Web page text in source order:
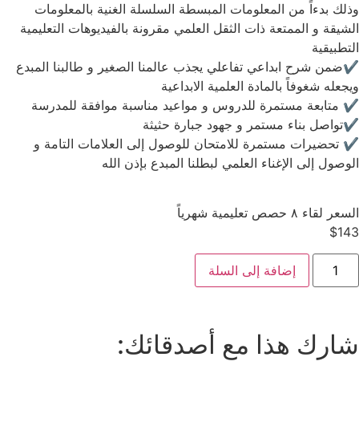
وذلك بدءاً من المعلومات المبسطة السلسلة الغنية بالمعلومات
الشيقة و الممتعة ذات الثقل العلمي مقرونة بالفيديوهات التعليمية
التطبيقية
✔️ضمن شرح ابداعي تفاعلي يجذب عالمنا الصغير و طالبنا المبدع
ويجعله شغوفاً بالمادة العلمية الابداعية
✔️ متابعة مستمرة للدروس و مواعيد مناسبة موافقة للمدرسة
✔️تواصل بناء مستمر و جهود جبارة حثيثة
✔️ تحضيرات مستمرة للامتحان للوصول إلى العلامات التامة و
الوصول إلى الإغناء العلمي لبطلنا المبدع بإذن الله
السعر لقاء ٨ حصص تعليمية شهرياً
$143
إضافة إلى السلة
شارك هذا مع أصدقائك: